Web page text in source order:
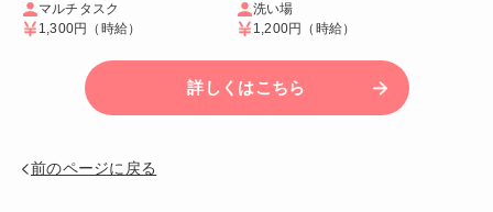
マルチタスク
1,300円
（時給）
洗い場
1,200円
（時給）
詳しくはこちら
前のページに戻る